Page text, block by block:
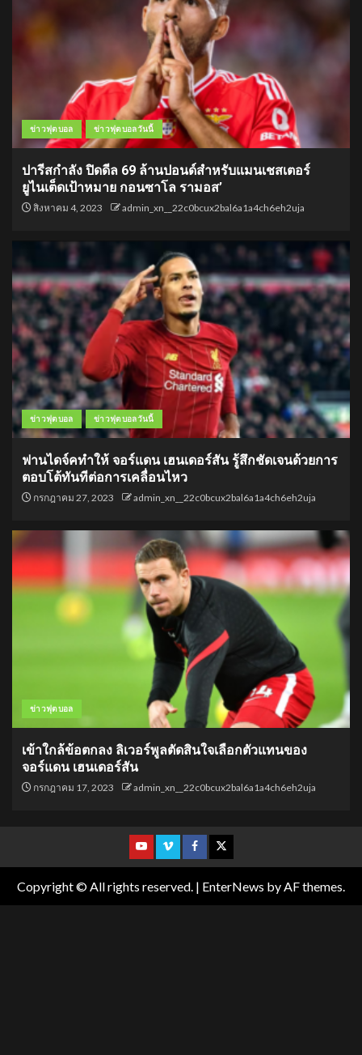
ข่าวฟุตบอล ข่าวฟุตบอลวันนี้
ปารีสกำลัง ปิดดีล 69 ล้านปอนด์สำหรับแมนเชสเตอร์
ยูไนเต็ดเป้าหมาย กอนซาโล รามอส’
สิงหาคม 4, 2023 admin_xn__22c0bcux2bal6a1a4ch6eh2uja
ข่าวฟุตบอล ข่าวฟุตบอลวันนี้
ฟานไดจ์คทำให้ จอร์แดน เฮนเดอร์สัน รู้สึกชัดเจนด้วยการ
ตอบโต้ทันทีต่อการเคลื่อนไหว
กรกฎาคม 27, 2023 admin_xn__22c0bcux2bal6a1a4ch6eh2uja
ข่าวฟุตบอล
เข้าใกล้ข้อตกลง ลิเวอร์พูลตัดสินใจเลือกตัวแทนของ
จอร์แดน เฮนเดอร์สัน
กรกฎาคม 17, 2023 admin_xn__22c0bcux2bal6a1a4ch6eh2uja
Copyright © All rights reserved. | EnterNews by AF themes.